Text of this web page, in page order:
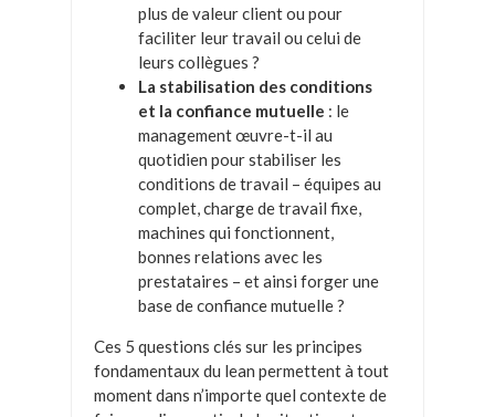
plus de valeur client ou pour
faciliter leur travail ou celui de
leurs collègues ?
La stabilisation des conditions
et la confiance mutuelle : le
management œuvre-t-il au
quotidien pour stabiliser les
conditions de travail – équipes au
complet, charge de travail fixe,
machines qui fonctionnent,
bonnes relations avec les
prestataires – et ainsi forger une
base de confiance mutuelle ?
Ces 5 questions clés sur les principes
fondamentaux du lean permettent à tout
moment dans n’importe quel contexte de